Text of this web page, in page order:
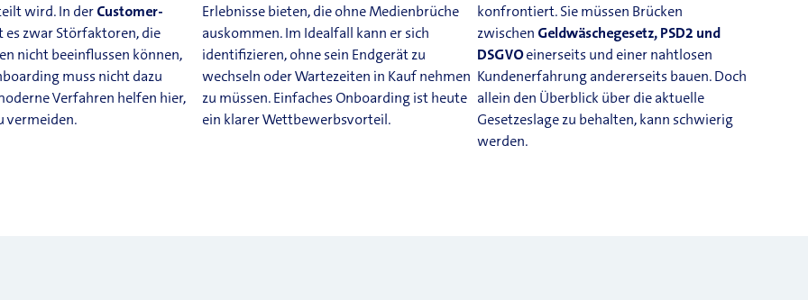
wird. In der Customer-
es zwar Störfaktoren, die
nicht beeinflussen können,
muss nicht dazu
Verfahren helfen hier,
vermeiden.
Erlebnisse bieten, die ohne Medienbrüche
auskommen. Im Idealfall kann er sich
identifizieren, ohne sein Endgerät zu
wechseln oder Wartezeiten in Kauf nehmen
zu müssen. Einfaches Onboarding ist heute
ein klarer Wettbewerbsvorteil.
konfrontiert. Sie müssen Brücken
zwischen Geldwäschegesetz, PSD2 und
DSGVOeinerseits und einer nahtlosen
Kundenerfahrung andererseitsbauen. Doch
allein den Überblick über die aktuelle
Gesetzeslage zu behalten, kann schwierig
werden.